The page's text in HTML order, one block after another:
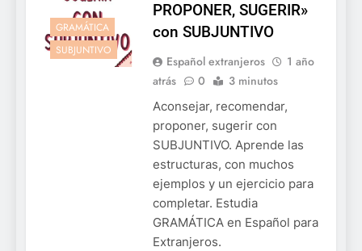
GRAMÁTICA
SUBJUNTIVO
PROPONER, SUGERIR»
con SUBJUNTIVO
Español extranjeros
1 año
atrás
0 3 minutos
Aconsejar, recomendar,
proponer, sugerir con
SUBJUNTIVO. Aprende las
estructuras, con muchos
ejemplos y un ejercicio para
completar. Estudia
GRAMÁTICA en Español para
Extranjeros.